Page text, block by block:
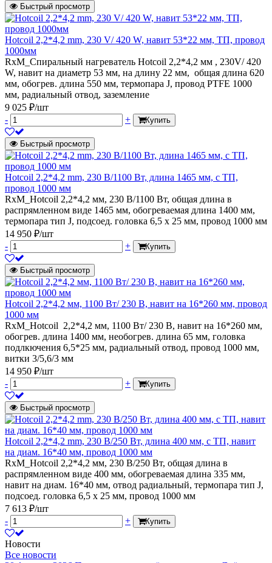
Быстрый просмотр
Hotcoil 2,2*4,2 mm, 230 V/ 420 W, навит 53*22 мм, ТП, провод
1000мм
RxM_Спиральный нагреватель Hotcoil 2,2*4,2 мм , 230V/ 420
W, навит на диаметр 53 мм, на длину 22 мм, общая длина 620
мм, обогрев. длина 550 мм, термопара J, провод PTFE 1000
мм, радиальный отвод, заземление
9 025 ₽/шт
-
+ Купить
Быстрый просмотр
Hotcoil 2,2*4,2 mm, 230 В/1100 Вт, длина 1465 мм, с ТП,
провод 1000 мм
RxM_Hotcoil 2,2*4,2 мм, 230 В/1100 Вт, общая длина в
распрямленном виде 1465 мм, обогреваемая длина 1400 мм,
термопара тип J, подсоед. головка 6,5 х 25 мм, провод 1000 мм
14 950 ₽/шт
-
+ Купить
Быстрый просмотр
Hotcoil 2,2*4,2 мм, 1100 Вт/ 230 В, навит на 16*260 мм, провод
1000 мм
RxM_Hotcoil 2,2*4,2 мм, 1100 Вт/ 230 В, навит на 16*260 мм,
обогрев. длина 1400 мм, необогрев. длина 65 мм, головка
подлкючения 6,5*25 мм, радиальный отвод, провод 1000 мм,
витки 3/5,6/3 мм
14 950 ₽/шт
-
+ Купить
Быстрый просмотр
Hotcoil 2,2*4,2 mm, 230 В/250 Вт, длина 400 мм, с ТП, навит
на диам. 16*40 мм, провод 1000 мм
RxM_Hotcoil 2,2*4,2 мм, 230 В/250 Вт, общая длина в
распрямленном виде 400 мм, обогреваемая длина 335 мм,
навит на диам. 16*40 мм, отвод радиальный, термопара тип J,
подсоед. головка 6,5 х 25 мм, провод 1000 мм
7 613 ₽/шт
-
+ Купить
Новости
Все новости